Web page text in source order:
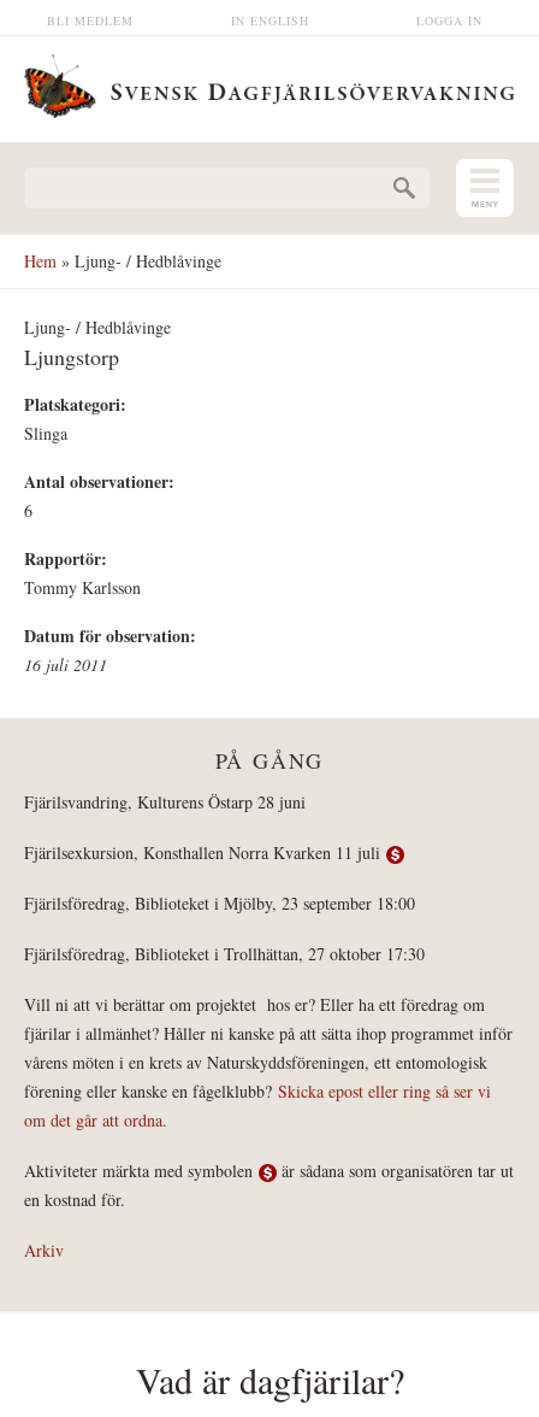
Hoppa till huvudinnehåll LOGGA IN
IN ENGLISH
BLI MEDLEM
Hem » Ljung- / Hedblåvinge
Ljung- / Hedblåvinge
Ljungstorp
Platskategori:
Slinga
Antal observationer:
6
Rapportör:
Tommy Karlsson
Datum för observation:
16 juli 2011
PÅ GÅNG
Fjärilsvandring, Kulturens Östarp 28 juni
Fjärilsexkursion, Konsthallen Norra Kvarken 11 juli
Fjärilsföredrag, Biblioteket i Mjölby, 23 september 18:00
Fjärilsföredrag, Biblioteket i Trollhättan, 27 oktober 17:30
Vill ni att vi berättar om projektet hos er? Eller ha ett föredrag om
fjärilar i allmänhet? Håller ni kanske på att sätta ihop programmet inför
vårens möten i en krets av Naturskyddsföreningen, ett entomologisk
förening eller kanske en fågelklubb? Skicka epost eller ring så ser vi
om det går att ordna.
Aktiviteter märkta med symbolen
är sådana som organisatören tar ut
en kostnad för.
Arkiv
Vad är dagfjärilar?